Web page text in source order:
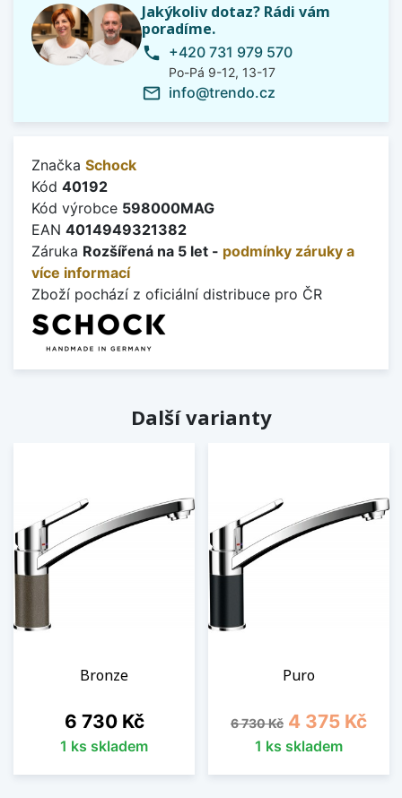
Jakýkoliv dotaz? Rádi vám
poradíme.
phone +420 731 979 570
Po-Pá 9-12, 13-17
mail_outline info@trendo.cz
Značka Schock
Kód 40192
Kód výrobce 598000MAG
EAN 4014949321382
Záruka Rozšířená na 5 let - podmínky záruky a
více informací
Zboží pochází z oficiální distribuce pro ČR
Další varianty
Bronze
Cena
6 730 Kč
1 ks skladem
Puro
Běžná cena
6 730 Kč Cena
4 375 Kč
1 ks skladem